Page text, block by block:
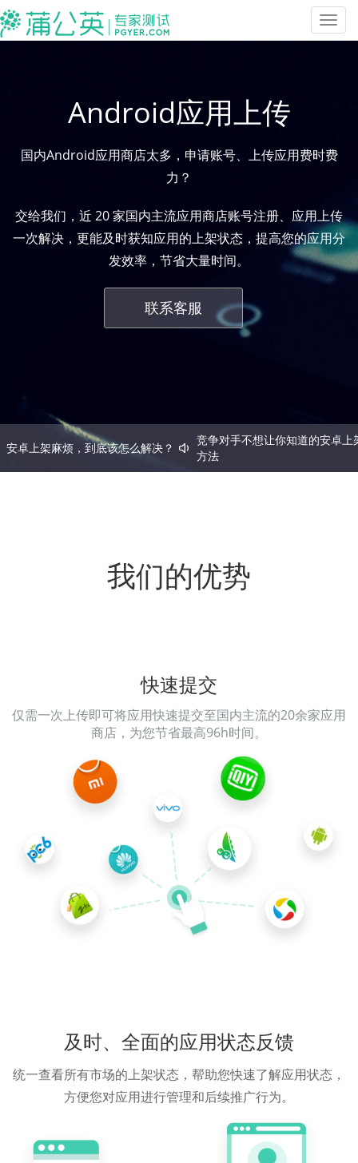
Android应用上传
国内Android应用商店太多，申请账号、上传应用费时费
力？
交给我们，近 20 家国内主流应用商店账号注册、应用上传
一次解决，更能及时获知应用的上架状态，提高您的应用分
发效率，节省大量时间。
联系客服
安卓上架麻烦，到底该怎么解决？
竞争对手不想让你知道的安卓上
方法
我们的优势
快速提交
仅需一次上传即可将应用快速提交至国内主流的20余家应用
商店，为您节省最高96h时间。
及时、全面的应用状态反馈
统一查看所有市场的上架状态，帮助您快速了解应用状态，
方便您对应用进行管理和后续推广行为。